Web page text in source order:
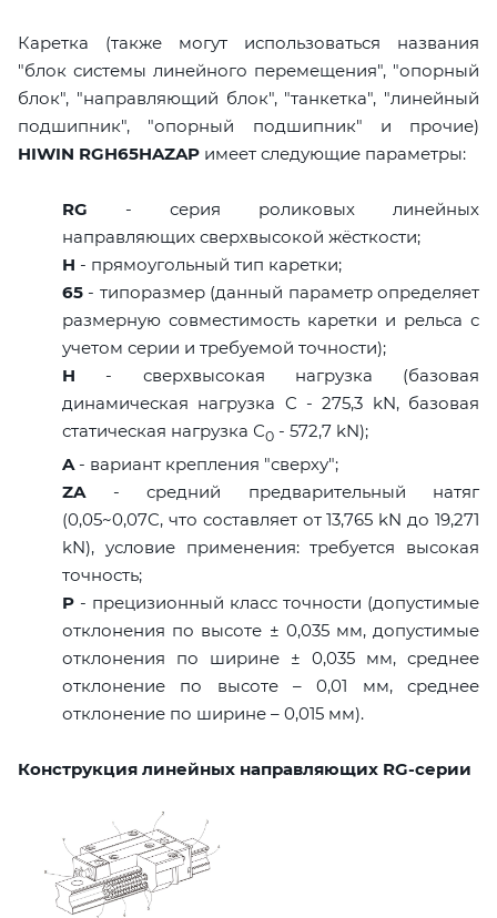
Каретка (также могут использоваться названия
"блок системы линейного перемещения", "опорный
блок", "направляющий блок", "танкетка", "линейный
подшипник", "опорный подшипник" и прочие)
HIWIN RGH65HAZAP имеет следующие параметры:
RG - серия роликовых линейных
направляющих сверхвысокой жёсткости;
H - прямоугольный тип каретки;
65 - типоразмер (данный параметр определяет
размерную совместимость каретки и рельса с
учетом серии и требуемой точности);
H - сверхвысокая нагрузка (базовая
динамическая нагрузка C - 275,3 kN, базовая
статическая нагрузка С0 - 572,7 kN);
A - вариант крепления "сверху";
ZA - средний предварительный натяг
(0,05~0,07C, что составляет от 13,765 kN до 19,271
kN), условие применения: требуется высокая
точность;
P - прецизионный класс точности (допустимые
отклонения по высоте ± 0,035 мм, допустимые
отклонения по ширине ± 0,035 мм, среднее
отклонение по высоте – 0,01 мм, среднее
отклонение по ширине – 0,015 мм).
Конструкция линейных направляющих RG-серии